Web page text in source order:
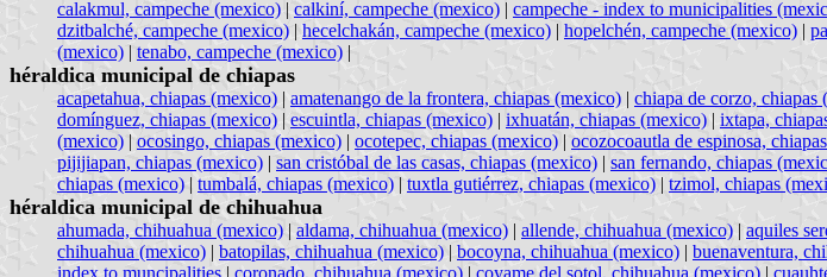
calakmul, campeche (mexico) | calkiní, campeche (mexico) | campeche - index to municipalities
dzitbalché, campeche (mexico) | hecelchakán, campeche (mexico) | hopelchén, campeche (mexico) |
(mexico) | tenabo, campeche (mexico) |
héraldica municipal de chiapas
acapetahua, chiapas (mexico) | amatenango de la frontera, chiapas (mexico) | chiapa de corzo, chiapas
domínguez, chiapas (mexico) | escuintla, chiapas (mexico) | ixhuatán, chiapas (mexico) | ixtapa,
(mexico) | ocosingo, chiapas (mexico) | ocotepec, chiapas (mexico) | ocozocoautla de espinosa,
pijijiapan, chiapas (mexico) | san cristóbal de las casas, chiapas (mexico) | san fernando, chiapas
chiapas (mexico) | tumbalá, chiapas (mexico) | tuxtla gutiérrez, chiapas (mexico) | tzimol, chiapas
héraldica municipal de chihuahua
ahumada, chihuahua (mexico) | aldama, chihuahua (mexico) | allende, chihuahua (mexico) | aquiles
chihuahua (mexico) | batopilas, chihuahua (mexico) | bocoyna, chihuahua (mexico) | buenaventura,
index to muncipalities | coronado, chihuahua (mexico) | coyame del sotol, chihuahua (mexico) |